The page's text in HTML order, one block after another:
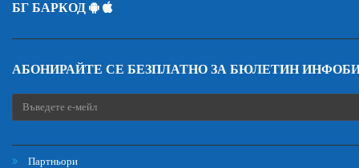
БГ БАРКОД
АБОНИРАЙТЕ СЕ БЕЗПЛАТНО ЗА БЮЛЕТИН
Партньори